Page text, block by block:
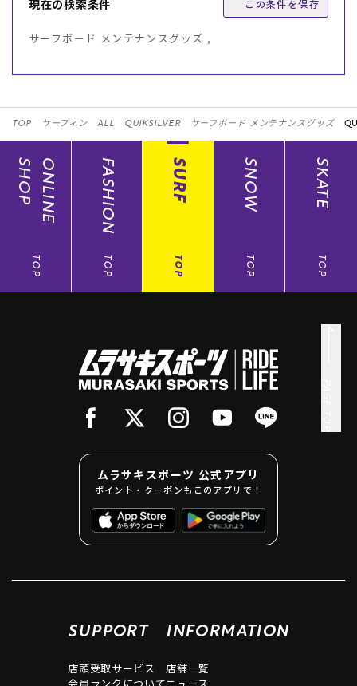
現在の検索条件 この条件を保存
サーフボード メンテナンスグッズ ,
TOP サーフィン ALL QUIKSILVER サーフボード メンテナンスグッズ
ONLINE
SHOP
TOP
FASHION
TOP
SURF
TOP
SNOW
TOP
SKATE
TOP
ムラサキスポーツ 公式アプリ
ポイント・クーポンもこのアプリで！
SUPPORT
店頭受取サービス
INFORMATION
店舗一覧